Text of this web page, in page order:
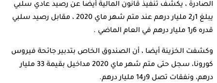
الصادرة ، يكشف تنفيذ قانون المالية أيضا عن رصيد عادي سلبي
يبلغ 1ر2 مليار درهم عند متم شهر ماي 2020 ، مقابل رصيد سلبي
قدره 6ر1 مليار درهم في العام الماضي .
وكشفت الخزينة أيضا ، أن الصندوق الخاص بتدبير جائحة فيروس
كورونا، سجل حتى متم شهر ماي 2020 مداخيل بقيمة 33 مليار
درهم، ونفقات تصل 9ر14 مليار درهم.